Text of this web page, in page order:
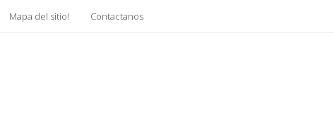
Mapa del sitio! Contactanos